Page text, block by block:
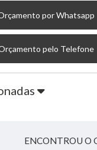
por Whatsapp
pelo Telefone
ENCONTROU O